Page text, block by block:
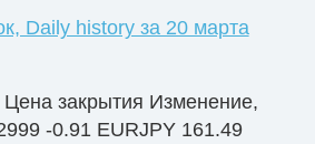
Daily history за 20 марта
закрытия Изменение,
-0.91 EURJPY 161.49